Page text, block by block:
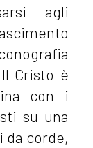
agli
Cristo è
con i
su una
da corde,